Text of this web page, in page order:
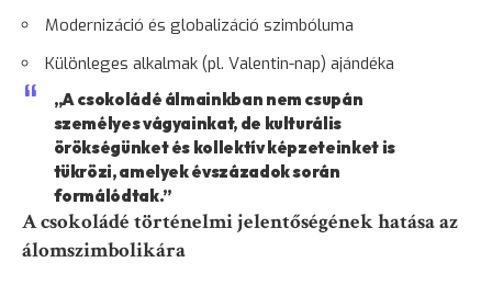
Modernizáció és globalizáció szimbóluma
Különleges alkalmak (pl. Valentin-nap) ajándéka
„A csokoládé álmainkban nem csupán
személyes vágyainkat, de kulturális
örökségünket és kollektív képzeteinket is
tükrözi, amelyek évszázadok során
formálódtak.”
A csokoládé történelmi jelentőségének hatása az
álomszimbolikára